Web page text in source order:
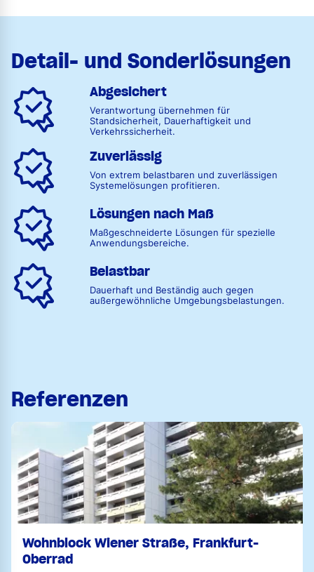
Detail- und Sonderlösungen
Abgesichert
Verantwortung übernehmen für
Standsicherheit, Dauerhaftigkeit und
Verkehrssicherheit.
Zuverlässig
Von extrem belastbaren und zuverlässigen
Systemelösungen profitieren.
Lösungen nach Maß
Maßgeschneiderte Lösungen für spezielle
Anwendungsbereiche.
Belastbar
Dauerhaft und Beständig auch gegen
außergewöhnliche Umgebungsbelastungen.
Referenzen
Wohnblock Wiener Straße, Frankfurt-
Oberrad